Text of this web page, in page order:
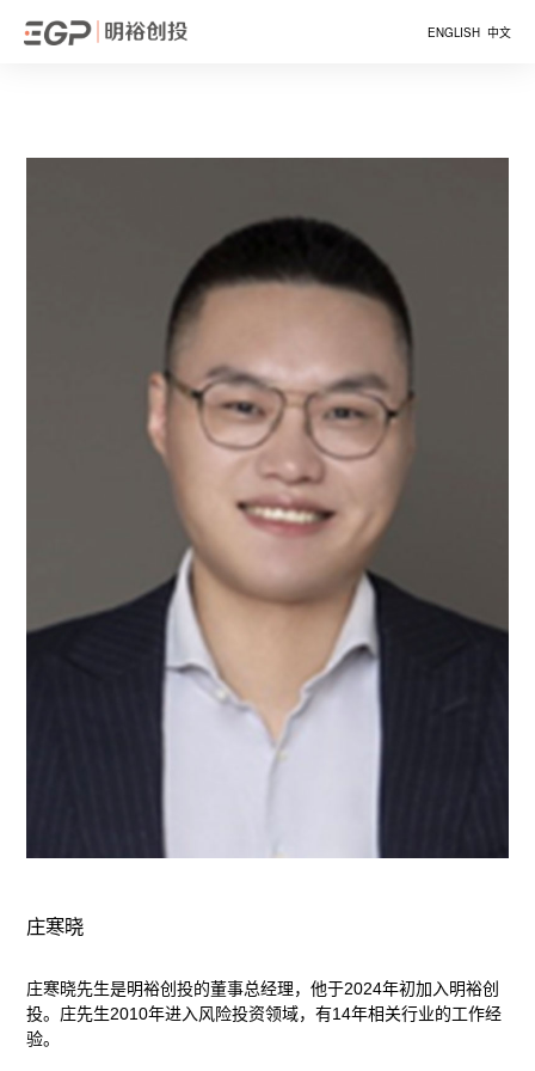
ENGLISH 中文
庄寒晓
庄寒晓先生是明裕创投的董事总经理，他于2024年初加入明裕创
投。庄先生2010年进入风险投资领域，有14年相关行业的工作经
验。